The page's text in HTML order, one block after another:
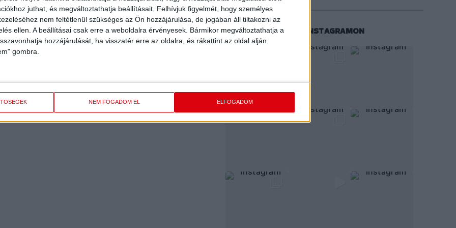
juthat, és megváltoztathatja beállításait. Felhívjuk figyelmét, hogy személyes
nem feltétlenül szükséges az Ön hozzájárulása, de jogában áll tiltakozni az
ellen. A beállításai csak erre a weboldalra érvényesek. Bármikor megváltoztathatja a
hozzájárulását, ha visszatér erre az oldalra, és rákattint az oldal alján
gombra.
NEM FOGADOM EL ELFOGADOM
16-án, szombaton 15.15-kor kezdődő mérkőzést Sándor
helyén található) élőben közvetíti.
KÖVESS MINKET INSTAGRAMON